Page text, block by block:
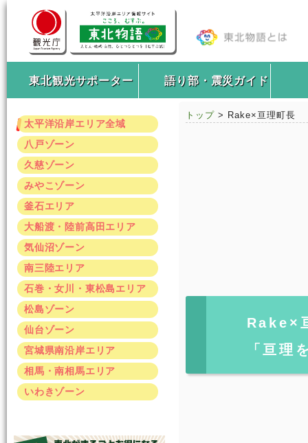
東北観光サポーター 語り部・震災ガイド
太平洋沿岸エリア全域
八戸ゾーン
久慈ゾーン
みやこゾーン
釜石エリア
大船渡・陸前高田エリア
気仙沼ゾーン
南三陸エリア
石巻・女川・東松島エリア
松島ゾーン
仙台ゾーン
宮城県南沿岸エリア
相馬・南相馬エリア
いわきゾーン
トップ > Rake×亘理町長
Rake×
「亘理